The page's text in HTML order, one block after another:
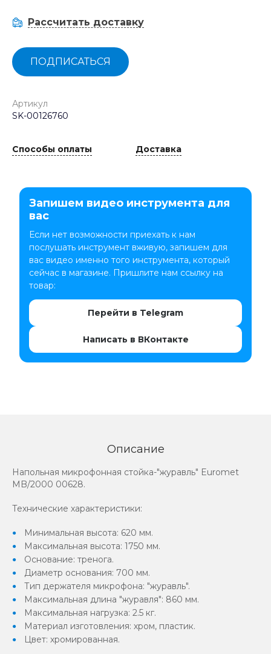
Рассчитать доставку
ПОДПИСАТЬСЯ
Артикул
SK-00126760
Способы оплаты Доставка
Запишем видео инструмента для
вас
Если нет возможности приехать к нам
послушать инструмент вживую, запишем для
вас видео именно того инструмента, который
сейчас в магазине. Пришлите нам ссылку на
товар:
Перейти в Telegram
Написать в ВКонтакте
Описание
Напольная микрофонная стойка-"журавль" Euromet
MB/2000 00628.
Технические характеристики:
Минимальная высота: 620 мм.
Максимальная высота: 1750 мм.
Основание: тренога.
Диаметр основания: 700 мм.
Тип держателя микрофона: "журавль".
Максимальная длина "журавля": 860 мм.
Максимальная нагрузка: 2.5 кг.
Материал изготовления: хром, пластик.
Цвет: хромированная.